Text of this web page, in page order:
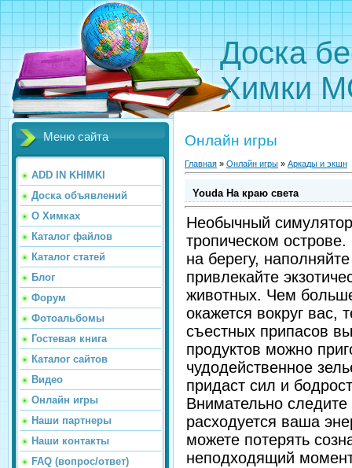
Доска
Химки
Меню сайта
ADD IN KHIMKI
Доска объявлений
О Химках
Каталог файлов
Каталог статей
Блог
Форум
Фотоальбомы
Гостевая книга
Каталог сайтов
Видео
Онлайн игры
Наши партнеры
Наши контакты
FAQ (вопрос/ответ)
Онлайн игры
Главная » Онлайн игры » Аркады и экшн
Youda На краю света
Необычный
тропическом
на берегу,
привлекайте
животных. Чем
окажется вокруг вас,
съестных припасов
продуктов можно
чудодейственное
придаст сил и
Внимательно следите
расходуется ваша
можете потерять
неподходящий